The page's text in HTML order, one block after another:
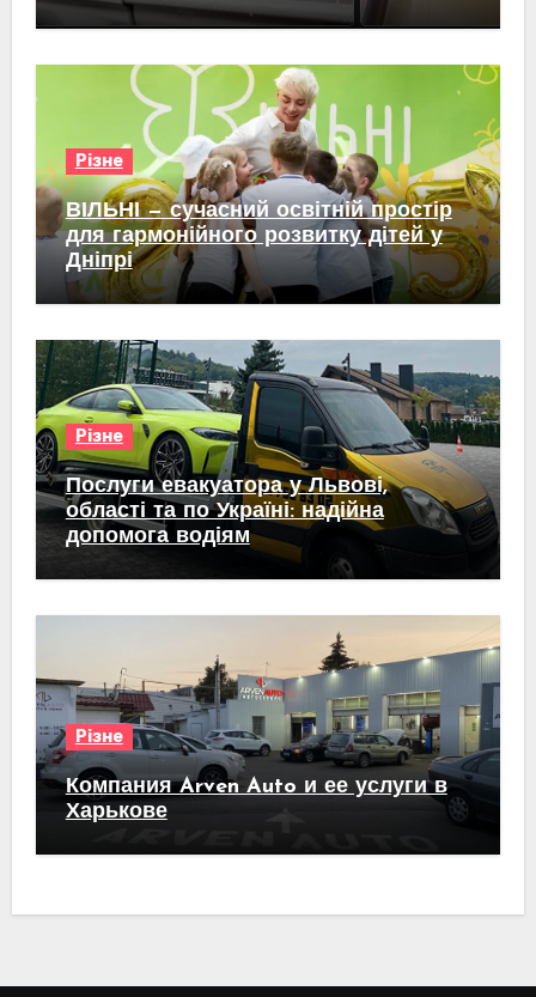
Різне
ВІЛЬНІ — сучасний освітній простір
для гармонійного розвитку дітей у
Дніпрі
Різне
Послуги евакуатора у Львові,
області та по Україні: надійна
допомога водіям
Різне
Компания Arven Auto и ее услуги в
Харькове